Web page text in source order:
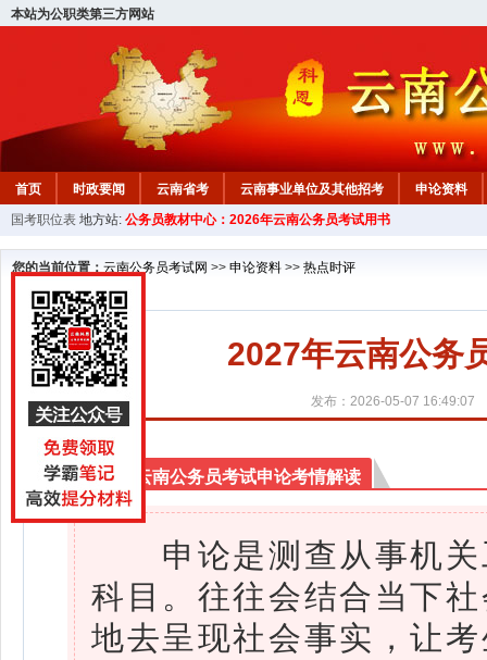
本站为公职类第三方网站
首页 时政要闻 云南省考 云南事业单位及其他招考
申论资料
国考职位表 地方站: 公务员教材中心：2026年云南公务员考试用书
您的当前位置： 云南公务员考试网 >> 申论资料 >> 热点时评
2027年云南公务
发布：2026-05-07 16:49:07
2027年云南公务员考试申论考情解读
申论是测查从事机关
科目。往往会结合当下
地去呈现社会事实，让